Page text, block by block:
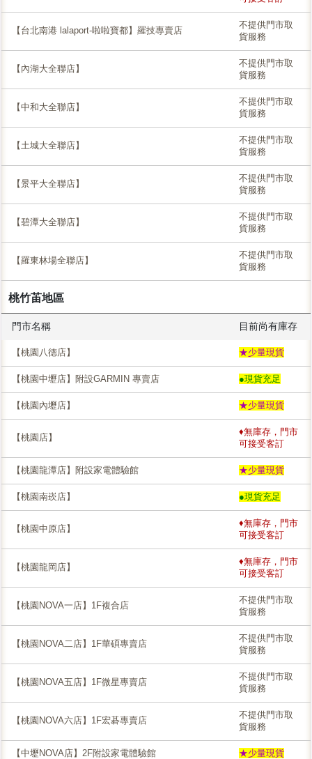
【台北南港 lalaport-啦啦寶都】羅技專賣店
不提供門市取
貨服務
【內湖大全聯店】
不提供門市取
貨服務
【中和大全聯店】
不提供門市取
貨服務
【土城大全聯店】
不提供門市取
貨服務
【景平大全聯店】
不提供門市取
貨服務
【碧潭大全聯店】
不提供門市取
貨服務
【羅東林場全聯店】
不提供門市取
貨服務
桃竹苖地區
門市名稱 目前尚有庫存
【桃園八德店】 ★少量現貨
【桃園中壢店】附設GARMIN 專賣店 ●現貨充足
【桃園內壢店】 ★少量現貨
【桃園店】
♦無庫存，門市
可接受客訂
【桃園龍潭店】附設家電體驗館 ★少量現貨
【桃園南崁店】 ●現貨充足
【桃園中原店】
♦無庫存，門市
可接受客訂
【桃園龍岡店】
♦無庫存，門市
可接受客訂
【桃園NOVA一店】1F複合店
不提供門市取
貨服務
【桃園NOVA二店】1F華碩專賣店
不提供門市取
貨服務
【桃園NOVA五店】1F微星專賣店
不提供門市取
貨服務
【桃園NOVA六店】1F宏碁專賣店
不提供門市取
貨服務
【中壢NOVA店】2F附設家電體驗館 ★少量現貨